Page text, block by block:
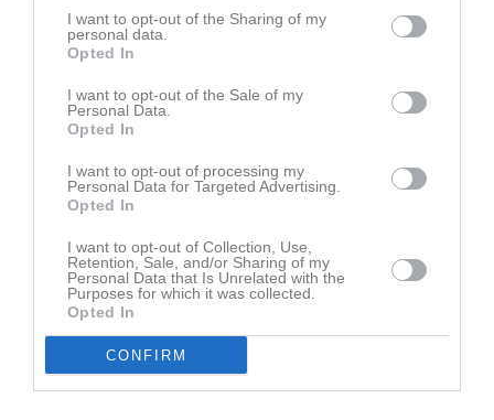
I want to opt-out of the Sharing of my
personal data.
Opted In
I want to opt-out of the Sale of my
Personal Data.
Opted In
I want to opt-out of processing my
Personal Data for Targeted Advertising.
Opted In
I want to opt-out of Collection, Use,
Retention, Sale, and/or Sharing of my
Personal Data that Is Unrelated with the
Purposes for which it was collected.
Opted In
CONFIRM
Senast uppladdade video
Ingen video uppladdad
Logga in och ladda upp ert första klipp
Senast uppdaterade album